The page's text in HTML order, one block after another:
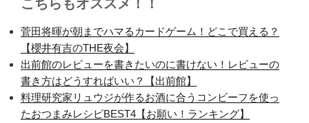
こちらもオススメ！！
菅田将暉が朝までハマるカードゲーム！どこで買える？
【櫻井有吉のTHE夜会】
出前館のレビューを書きたいのに書けない！レビューの
書き方はどうすればいい？【出前館】
料理研究家リュウジが作るお酒に合うコンビーフを使っ
たおつまみレシピBEST4【お願い！ランキング】